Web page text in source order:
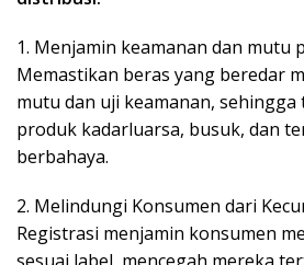
1. Menjamin keamanan dan mutu
Memastikan beras yang beredar
mutu dan uji keamanan,
produk kadarluarsa, busuk, dan
berbahaya.
2. Melindungi Konsumen dari
Registrasi menjamin konsumen